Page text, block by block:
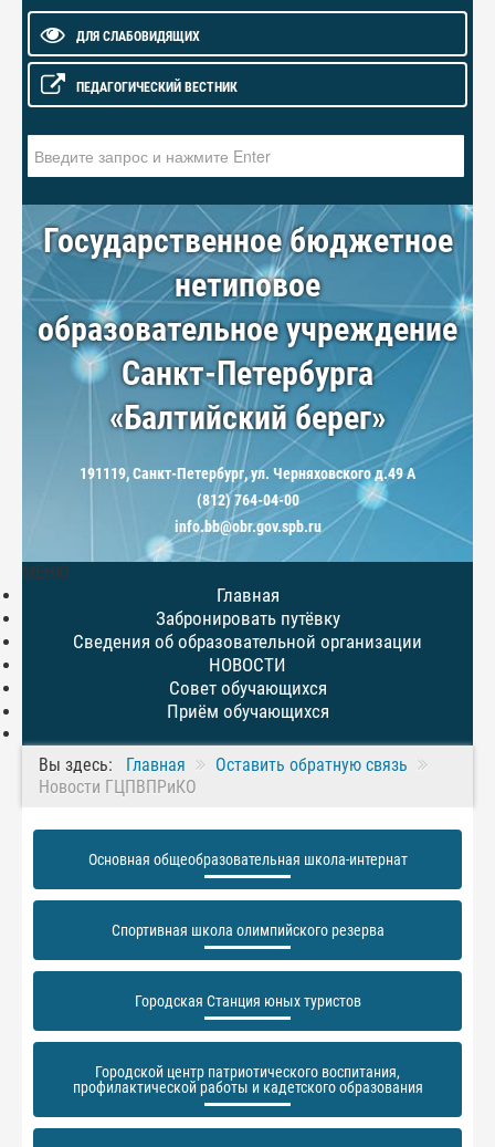
ДЛЯ СЛАБОВИДЯЩИХ
ПЕДАГОГИЧЕСКИЙ ВЕСТНИК
Государственное бюджетное
нетиповое
образовательное учреждение
Санкт-Петербурга
«Балтийский берег»
191119, Санкт-Петербург, ул. Черняховского д.49 А
(812) 764-04-00
info.bb@obr.gov.spb.ru
МЕНЮ
Главная
Забронировать путёвку
Сведения об образовательной организации
НОВОСТИ
Совет обучающихся
Приём обучающихся
Вы здесь: Главная
Оставить обратную связь
Новости ГЦПВПРиКО
Основная общеобразовательная школа-интернат
Спортивная школа олимпийского резерва
Городская Станция юных туристов
Городской центр патриотического воспитания,
профилактической работы и кадетского образования